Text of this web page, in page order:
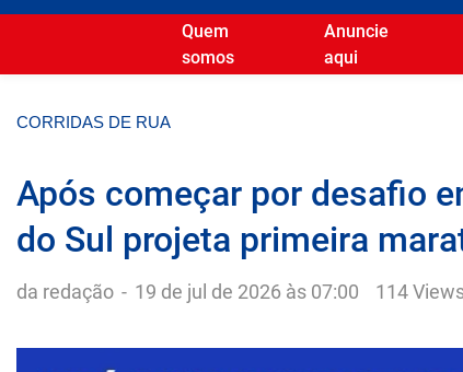
Quem
somos
Anuncie
aqui
CORRIDAS DE RUA
Após começar por desafio
do Sul projeta primeira
da redação - 19 de jul de 2026 às 07:00 114